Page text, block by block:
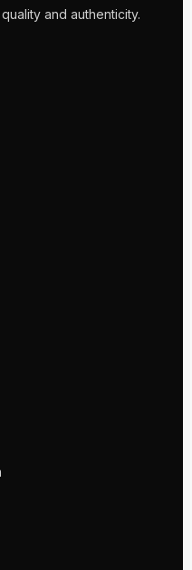
and authenticity.